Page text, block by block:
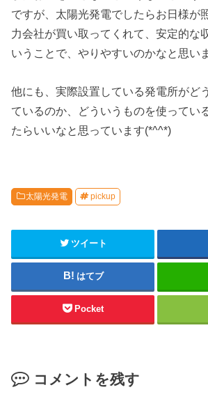
ですが、太陽光発電でしたらお日様が
力会社が買い取ってくれて、安定的な
いうことで、やりやすいのかなと思
他にも、実際設置している発電所がど
ているのか、どういうものを使ってい
たらいいなと思っています(*^^*)
太陽光発電 pickup
ツイート
はてブ
Pocket
コメントを残す